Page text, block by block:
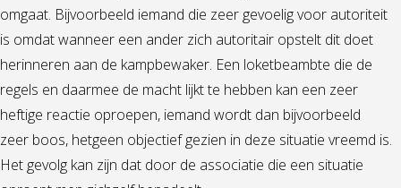
omgaat. Bijvoorbeeld iemand die zeer gevoelig voor autoriteit
is omdat wanneer een ander zich autoritair opstelt dit doet
herinneren aan de kampbewaker. Een loketbeambte die de
regels en daarmee de macht lijkt te hebben kan een zeer
heftige reactie oproepen, iemand wordt dan bijvoorbeeld
zeer boos, hetgeen objectief gezien in deze situatie vreemd is.
Het gevolg kan zijn dat door de associatie die een situatie